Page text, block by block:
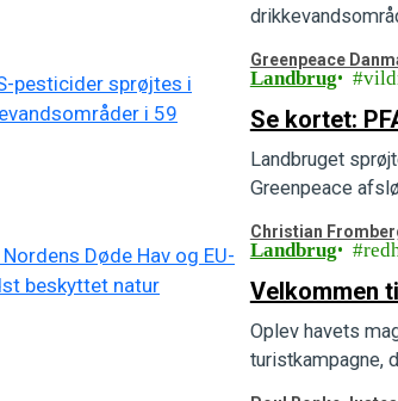
Greenpeace
Landbrug
Se kortet:
Landbruget
Greenpeace
Christian
Landbrug
Velkommen
Oplev havets
turistkampagne,